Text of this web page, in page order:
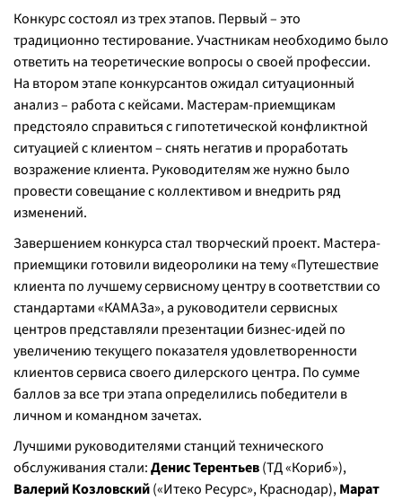
Конкурс состоял из трех этапов. Первый – это
традиционно тестирование. Участникам необходимо было
ответить на теоретические вопросы о своей профессии.
На втором этапе конкурсантов ожидал ситуационный
анализ – работа с кейсами. Мастерам-приемщикам
предстояло справиться с гипотетической конфликтной
ситуацией с клиентом – снять негатив и проработать
возражение клиента. Руководителям же нужно было
провести совещание с коллективом и внедрить ряд
изменений.
Завершением конкурса стал творческий проект. Мастера-
приемщики готовили видеоролики на тему «Путешествие
клиента по лучшему сервисному центру в соответствии со
стандартами «КАМАЗа», а руководители сервисных
центров представляли презентации бизнес-идей по
увеличению текущего показателя удовлетворенности
клиентов сервиса своего дилерского центра. По сумме
баллов за все три этапа определились победители в
личном и командном зачетах.
Лучшими руководителями станций технического
обслуживания стали:Денис Терентьев(ТД «Кориб»),
Валерий Козловский(«Итеко Ресурс», Краснодар),Марат